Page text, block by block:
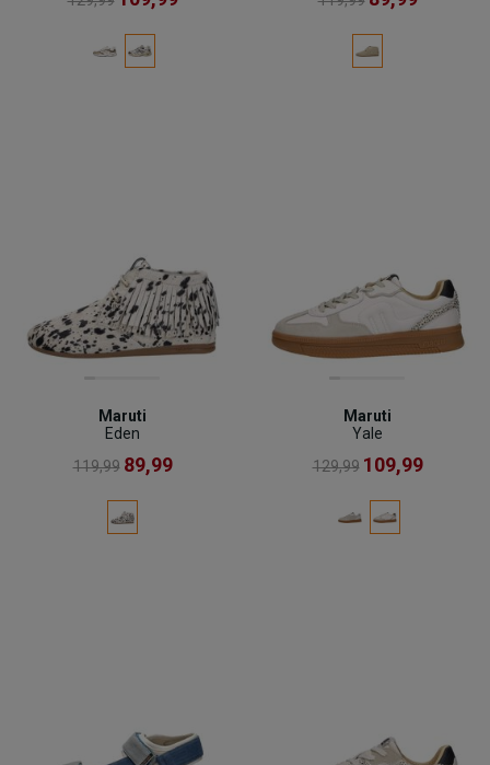
Maruti
Eden
119,99 89,99
Maruti
Yale
129,99 109,99